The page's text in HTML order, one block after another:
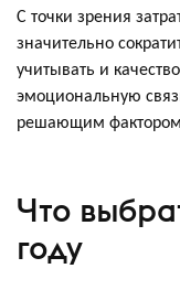
С точки зрения
значительно
учитывать и
эмоциональную
решающим
Что
году